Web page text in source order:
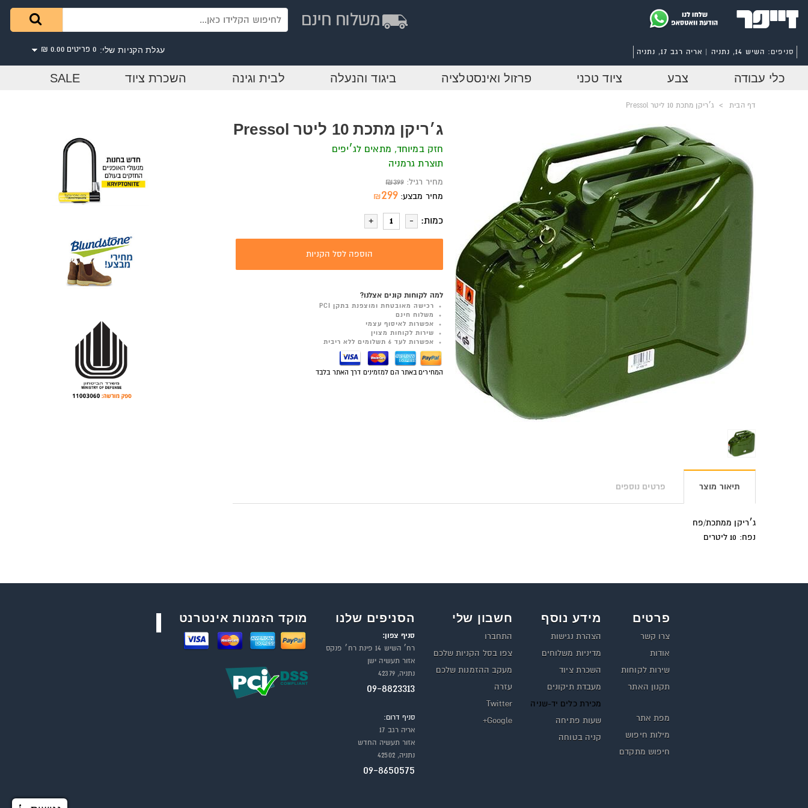
עגלת הקניות שלי: 0 פריטים 0.00 ₪ סניפים: השיש 14, נתניה | אריה רגב 17, נתניה
כלי עבודה צבע ציוד טכני פרזול ואינסטלציה ביגוד והנעלה לבית וגינה השכרת ציוד SALE
דף הבית > ג׳ריקן מתכת 10 ליטר Pressol
ג׳ריקן מתכת 10 ליטר Pressol
חזק במיוחד, מתאים לג׳יפים
תוצרת גרמניה
מחיר רגיל: ₪399
מחיר מבצע:
₪299
כמות:
הוספה לסל הקניות
למה לקוחות קונים אצלנו?
רכישה מאובטחת ומוצפנת בתקן PCI
משלוח חינם
אפשרות לאיסוף עצמי
שירות לקוחות מצוין
אפשרות לעד 6 תשלומים ללא ריבית
המחירים באתר הם למזמינים דרך האתר בלבד
תיאור מוצר פרטים נוספים
ג׳ריקן ממתכת/פח
נפח: 10 ליטרים
פרטים
צרו קשר
אודות
שירות לקוחות
תקנון האתר
מפת אתר
מילות חיפוש
חיפוש מתקדם
מידע נוסף
הצהרת נגישות
מדיניות משלוחים
השכרת ציוד
מעבדת תיקונים
מכירת כלים יד-שניה
שעות פתיחה
קניה בטוחה
חשבון שלי
התחברו
צפו בסל הקניות שלכם
מעקב ההזמנות שלכם
עזרה
Twitter
Google+
הסניפים שלנו
סניף צפון:
רח׳ השיש 14 פינת רח׳ פנקס
אזור תעשיה ישן
נתניה, 42379
09-8823313
סניף דרום:
אריה רגב 17
אזור תעשיה החדש
נתניה, 42502
09-8650575
מוקד הזמנות אינטרנט